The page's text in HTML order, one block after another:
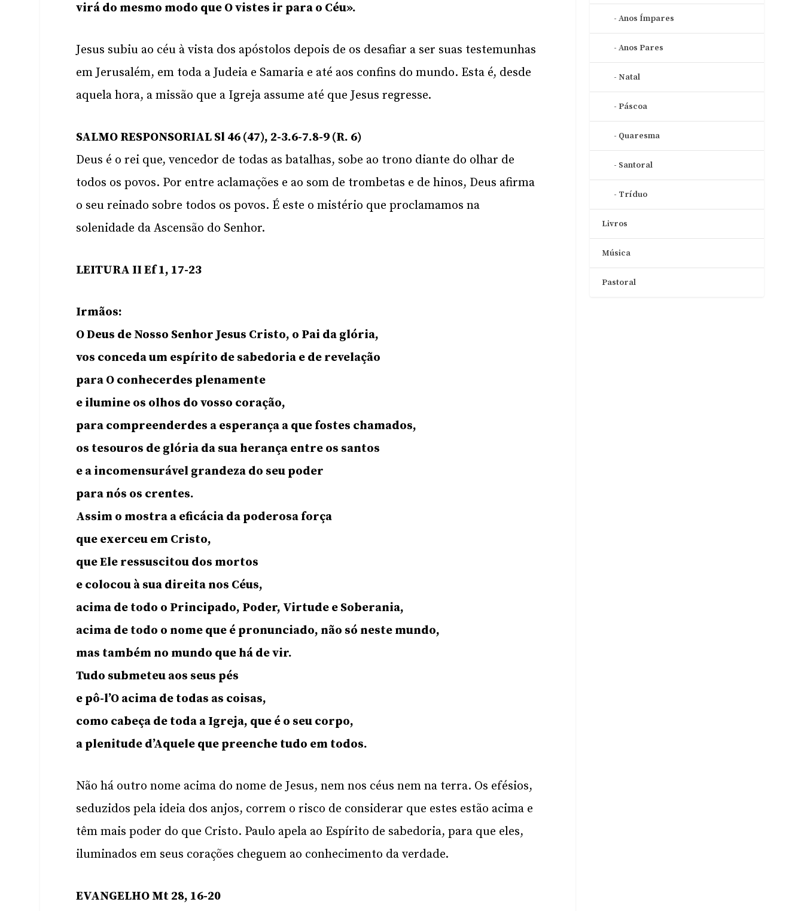
virá do mesmo modo que O vistes ir para o Céu».
Jesus subiu ao céu à vista dos apóstolos depois de os desafiar a ser suas testemunhas
em Jerusalém, em toda a Judeia e Samaria e até aos confins do mundo. Esta é, desde
aquela hora, a missão que a Igreja assume até que Jesus regresse.
SALMO RESPONSORIAL Sl 46 (47), 2-3.6-7.8-9 (R. 6)
Deus é o rei que, vencedor de todas as batalhas, sobe ao trono diante do olhar de
todos os povos. Por entre aclamações e ao som de trombetas e de hinos, Deus afirma
o seu reinado sobre todos os povos. É este o mistério que proclamamos na
solenidade da Ascensão do Senhor.
LEITURA II Ef 1, 17-23
Irmãos:
O Deus de Nosso Senhor Jesus Cristo, o Pai da glória,
vos conceda um espírito de sabedoria e de revelação
para O conhecerdes plenamente
e ilumine os olhos do vosso coração,
para compreenderdes a esperança a que fostes chamados,
os tesouros de glória da sua herança entre os santos
e a incomensurável grandeza do seu poder
para nós os crentes.
Assim o mostra a eficácia da poderosa força
que exerceu em Cristo,
que Ele ressuscitou dos mortos
e colocou à sua direita nos Céus,
acima de todo o Principado, Poder, Virtude e Soberania,
acima de todo o nome que é pronunciado, não só neste mundo,
mas também no mundo que há de vir.
Tudo submeteu aos seus pés
e pô-l’O acima de todas as coisas,
como cabeça de toda a Igreja, que é o seu corpo,
a plenitude d’Aquele que preenche tudo em todos.
Não há outro nome acima do nome de Jesus, nem nos céus nem na terra. Os efésios,
seduzidos pela ideia dos anjos, correm o risco de considerar que estes estão acima e
têm mais poder do que Cristo. Paulo apela ao Espírito de sabedoria, para que eles,
iluminados em seus corações cheguem ao conhecimento da verdade.
EVANGELHO Mt 28, 16-20
Anos Ímpares
Anos Pares
Natal
Páscoa
Quaresma
Santoral
Tríduo
Livros
Música
Pastoral